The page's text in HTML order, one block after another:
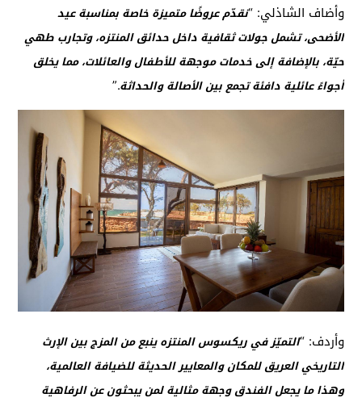
وأضاف الشاذلي: “نقدّم عروضًا متميزة خاصة بمناسبة عيد
الأضحى، تشمل جولات ثقافية داخل حدائق المنتزه، وتجارب طهي
حيّة، بالإضافة إلى خدمات موجهة للأطفال والعائلات، مما يخلق
أجواءً عائلية دافئة تجمع بين الأصالة والحداثة.”
وأردف: “التميّز في ريكسوس المنتزه ينبع من المزج بين الإرث
التاريخي العريق للمكان والمعايير الحديثة للضيافة العالمية،
وهذا ما يجعل الفندق وجهة مثالية لمن يبحثون عن الرفاهية